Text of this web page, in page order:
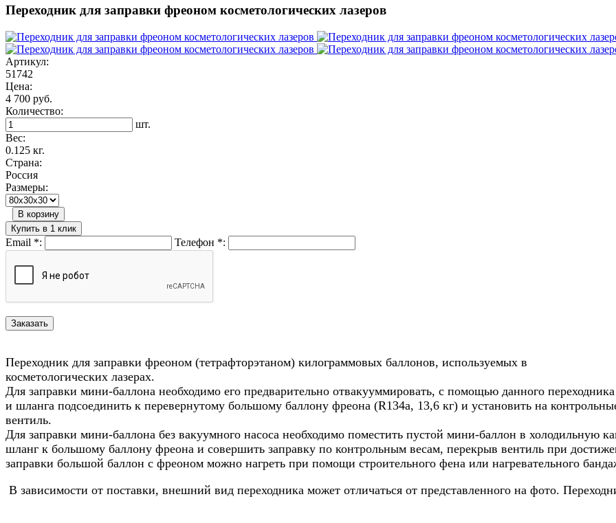
Переходник для заправки фреоном косметологических лазеров
Артикул:
51742
Цена:
4 700 руб.
Количество:
шт.
Вес:
0.125 кг.
Страна:
Россия
Размеры:
В корзину
Купить в 1 клик
Email *: Телефон *:
Переходник для заправки фреоном (тетрафторэтаном) килограммовых баллонов, используемых в
косметологических лазерах.
Для заправки мини-баллона необходимо его предварительно отвакууммировать, с помощью данного переходника
и шланга подсоединить к перевернутому большому баллону фреона (R134a, 13,6 кг) и установить на
вентиль.
Для заправки мини-баллона без вакуумного насоса необходимо поместить пустой мини-баллон в холодильную
шланг к большому баллону фреона и совершить заправку по контрольным весам, перекрыв вентиль при
заправки большой баллон с фреоном можно нагреть при помощи строительного фена или нагревательного
В зависимости от поставки, внешний вид переходника может отличаться от представленного на фото.